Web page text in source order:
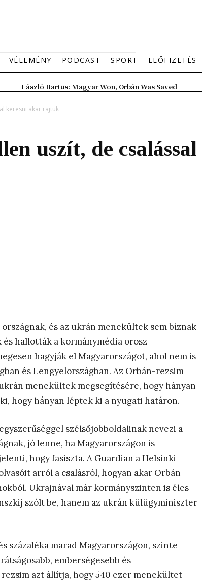
VÉLEMÉNY PODCAST SPORT ELŐFIZETÉS
László Bartus: Magyar Won, Orbán Was Saved
keresni akar rajtuk
uszít, de csalással
és az ukrán menekültek sem bíznak
és hallották a kormánymédia orosz
hagyják el Magyarországot, ahol nem is
és Lengyelországban. Az Orbán-rezsim
menekültek megsegítésére, hogy hányan
hogy hányan léptek ki a nyugati határon.
szélsőjobboldalinak nevezi a
jó lenne, ha Magyarországon is
hogy fasiszta. A Guardian a Helsinki
arról a csalásról, hogyan akar Orbán
Ukrajnával már kormányszinten is éles
szólt be, hanem az ukrán külügyminiszter
százaléka marad Magyarországon, szinte
emberségesebb és
azt állítja, hogy 540 ezer menekültet